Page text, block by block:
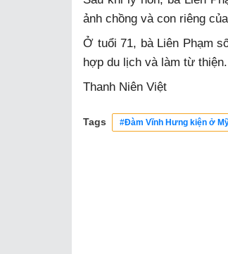
ảnh chồng và con riêng
Ở tuổi 71, bà Liên Phạm
hợp du lịch và làm từ thiện.
Thanh Niên Việt
Tags #Đàm Vĩnh Hưng kiện ở